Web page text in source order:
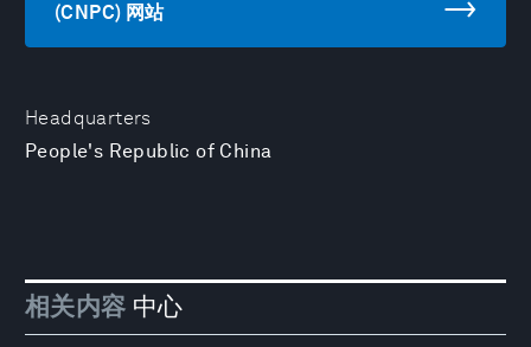
Headquarters
People's Republic of China
(CNPC) 网站
相关内容 中心